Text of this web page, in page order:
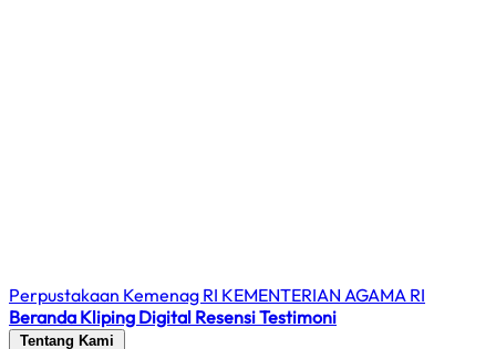
Perpustakaan Kemenag RI KEMENTERIAN AGAMA RI
Beranda Kliping Digital ResensiTestimoni
Tentang Kami